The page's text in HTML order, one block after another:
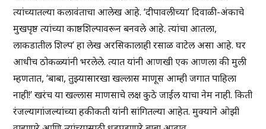
त्यांच्यातल्या कलावंताचा आलेख आहे. ‘दीपावलीच्या’ दिवाळी-अंकाचे
मुखपृष्ठ त्यांच्या काष्ठशिल्पावरून बनवले आहे. त्यांचा आतला,
लाकडातील शिल्प’ हा लेख अरसिकालाही रसाळ वाटेल असा आहे. घर
आधीच ठोकळ्यांनी भरलेले. त्यात यांनी आणखी एक आणला की मुली
म्हणतात, ‘बाबा, तुझ्यासारखा खल्लास माणूस आम्ही जगात पाहिला
नाही!’ खरंच या खल्लास माणसाचे लक्ष कुठे जाईल याचा नेम नाही. किती
रंजल्यागांजल्यांच्या हकीकती यांनी सांगितल्या आहेत. मुक्याने ओझी